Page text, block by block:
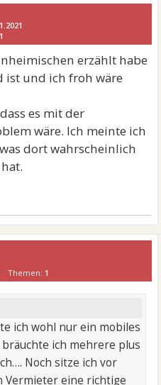
erzählt habe
ist und ich froh wäre
es mit der
wäre. Ich meinte ich
dort wahrscheinlich
Themen: 1
ich wohl nur ein mobiles
ich mehrere plus
Noch sitze ich vor
Vermieter eine richtige